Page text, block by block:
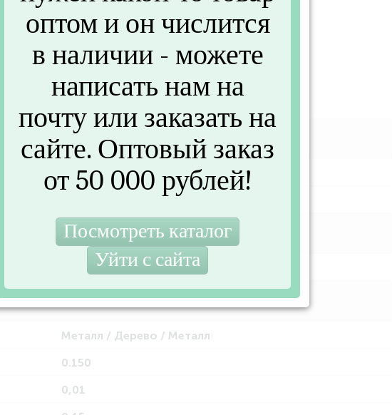
1)
G1529-1
Металл / Дерево / Металл
0.150
0,01
оптом и он числится
в наличии - можете
написать нам на
почту или заказать на
сайте. Оптовый заказ
от 50 000 рублей!